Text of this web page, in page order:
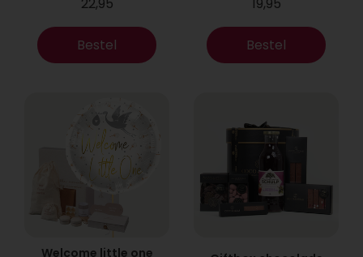
Bestel Bestel
Welcome little one